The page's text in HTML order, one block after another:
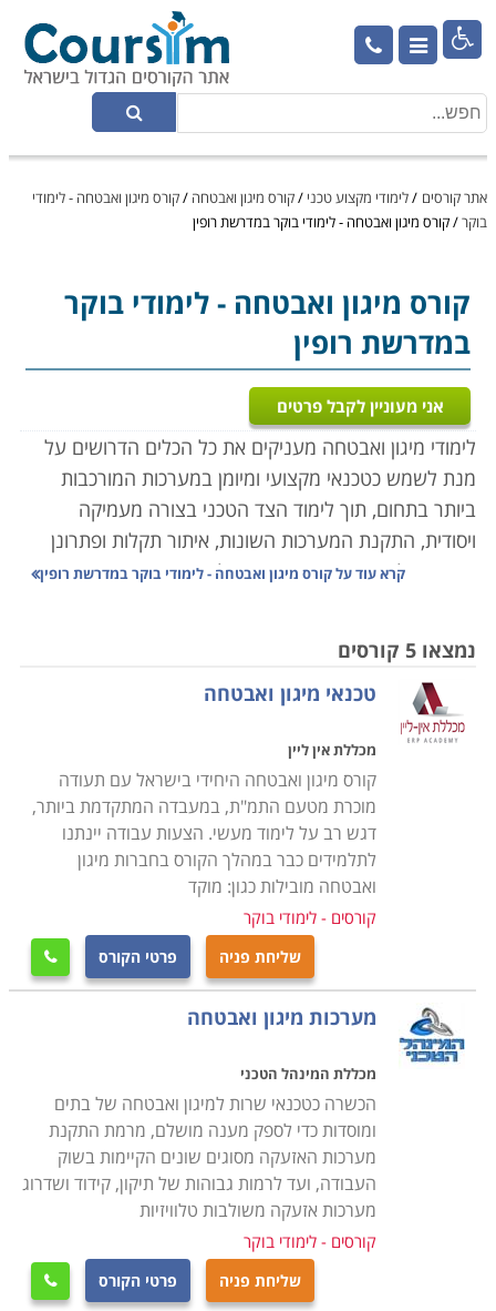

אתר קורסים /לימודי מקצוע טכני /קורס מיגון ואבטחה /קורס מיגון ואבטחה - לימודי
בוקר/קורס מיגון ואבטחה - לימודי בוקר במדרשת רופין
קורס מיגון ואבטחה - לימודי בוקר
במדרשת רופין
אני מעוניין לקבל פרטים
לימודי מיגון ואבטחה מעניקים את כל הכלים הדרושים על
מנת לשמש כטכנאי מקצועי ומיומן במערכות המורכבות
ביותר בתחום, תוך לימוד הצד הטכני בצורה מעמיקה
ויסודית, התקנת המערכות השונות, איתור תקלות ופתרונן
באופן יעיל ואפקטיבי. במסגרת הלימודים יועברו שיעורים
במערכת המיגון או האבטחה,
האינטרקום, התקנה לבתים חכמים, כאשר בנוסף לידע
התיאורטי יועברו שיעורים מעשיים אשר יאפשרו התנסות
בכל מערכת באופן מקצועי.
הלימודים בקורס מיגון ואבטחה מכשירים לקראת אחד
המקצועות המובילים והמבוקשים, שכן כיום כמעט בכל חנות
או בית פרטי קיימת מערכת מעגל סגור, המאבטחת מפני
חדירה של פורצים, גנבים ואף מאפשרת בזמן אמת להפעיל
את כוחות האבטחה לטיפול בחדירה של גורמים בלתי
הקורס אינו דורש כל ידע מוקדם, מדובר בקורס הנערך
כשישה חודשים, ביום לימודים אחד בבוקר או ביומיים בשעות
הערב, בהתאם לתכנית מוסד הלימודים, כאשר ניתן לשלב
את הלימודים עם העבודה הקיימת, ורק בסיום הקורס, עם
קבלת התעודה המקצועית להשתלב באחת החברות בתחום
או לחילופין להקים עסק עצמאי ולסלול דרך לקראת קריירה
רווחית ומצליחה.
קיימים מספר מוסדות לימוד בהם ניתן ללמוד קורס זה, כאשר
קרא עוד עלקורס מיגון ואבטחה - לימודי בוקר במדרשת רופין
נמצאו 5 קורסים
טכנאי מיגון ואבטחה
מכללת אין ליין
קורס מיגון ואבטחה היחידי בישראל עם תעודה
מוכרת מטעם התמ"ת, במעבדה המתקדמת ביותר,
דגש רב על לימוד מעשי. הצעות עבודה יינתנו
לתלמידים כבר במהלך הקורס בחברות מיגון
ואבטחה מובילות כגון: מוקד
קורסים - לימודי בוקר
שליחת פניה פרטי הקורס 
מערכות מיגון ואבטחה
מכללת המינהל הטכני
הכשרה כטכנאי שרות למיגון ואבטחה של בתים
ומוסדות כדי לספק מענה מושלם, מרמת התקנת
מערכות האזעקה מסוגים שונים הקיימות בשוק
העבודה, ועד לרמות גבוהות של תיקון, קידוד ושדרוג
מערכות אזעקה משולבות טלוויזיות
קורסים - לימודי בוקר
שליחת פניה פרטי הקורס 